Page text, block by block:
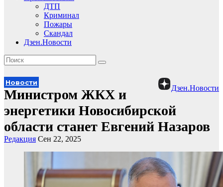
ДТП
Криминал
Пожары
Скандал
Дзен.Новости
Дзен.Новости
Новости
Министром ЖКХ и
энергетики Новосибирской
области станет Евгений Назаров
Редакция Сен 22, 2025